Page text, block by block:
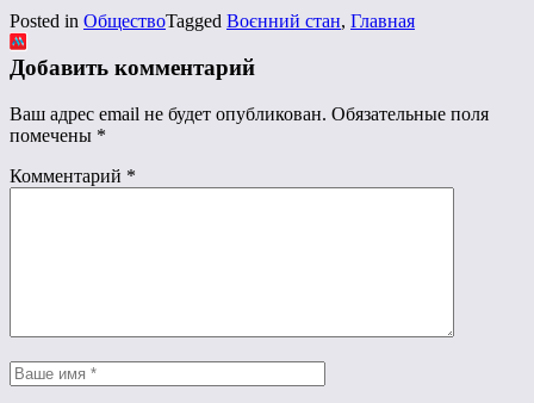
Posted in ОбществоTagged Воєнний стан, Главная
Добавить комментарий
Ваш адрес email не будет опубликован. Обязательные поля
помечены *
Комментарий *